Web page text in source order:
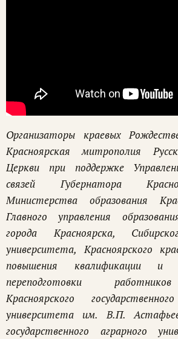
Организаторы краевых
Красноярская митрополия
Церкви при поддержке
связей Губернатора
Министерства образования
Главного управления
города Красноярска,
университета, Красноярского
повышения квалификации и
переподготовки
Красноярского
университета им. В.П.
государственного аграрного